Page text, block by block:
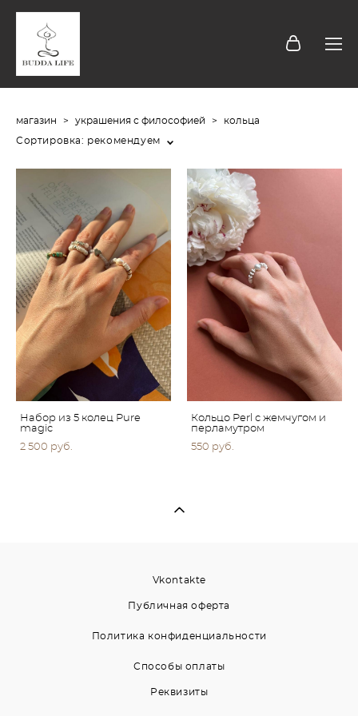
магазин > украшения с философией > кольца
Сортировка: рекомендуем
Набор из 5 колец Pure
magic
2 500 pуб.
Кольцо Perl с жемчугом и
перламутром
550 pуб.
Vkontakte
Публичная оферта
Политика конфиденциальности
Способы оплаты
Реквизиты